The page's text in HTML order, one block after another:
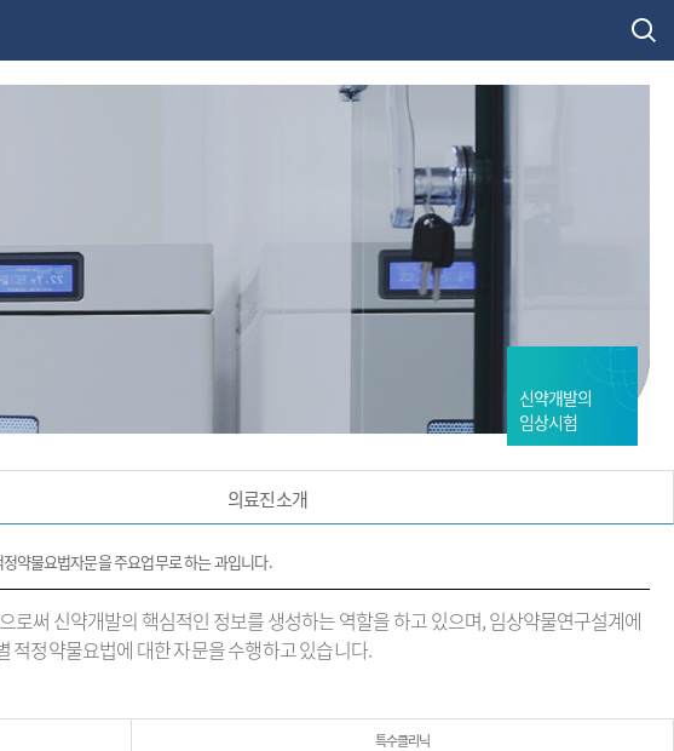
신약개발의
임상시험
의료진소개
약물요법자문을 주요업무로 하는 과입니다.
써 신약개발의 핵심적인 정보를 생성하는 역할을 하고 있으며, 임상약물연구설계에
적정약물요법에 대한 자문을 수행하고 있습니다.
특수클리닉